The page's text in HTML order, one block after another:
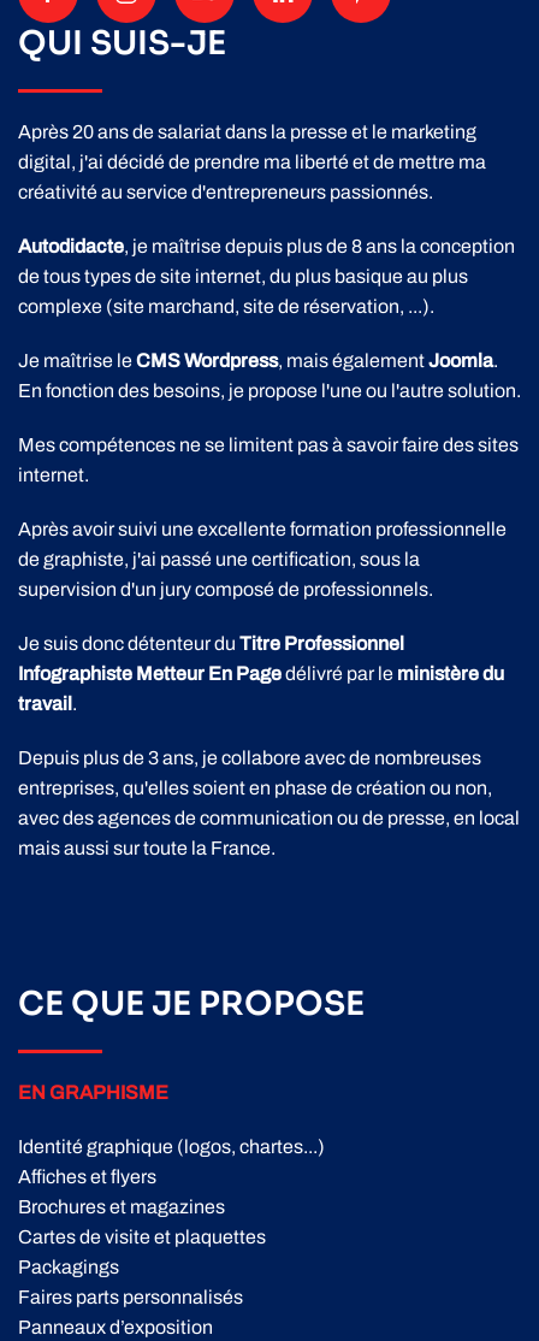
QUI SUIS-JE
Après 20 ans de salariat dans la presse et le marketing
digital, j'ai décidé de prendre ma liberté et de mettre ma
créativité au service d'entrepreneurs passionnés.
Autodidacte, je maîtrise depuis plus de 8 ans la conception
de tous types de site internet, du plus basique au plus
complexe (site marchand, site de réservation, ...).
Je maîtrise leCMS Wordpress, mais égalementJoomla.
En fonction des besoins, je propose l'une ou l'autre solution.
Mes compétences ne se limitent pas à savoir faire des sites
internet.
Après avoir suivi une excellente formation professionnelle
de graphiste, j'ai passé une certification, sous la
supervision d'un jury composé de professionnels.
Je suis donc détenteur du Titre Professionnel
Infographiste Metteur En Pagedélivré par le ministère du
travail .
Depuis plus de 3 ans, je collabore avec de nombreuses
entreprises, qu'elles soient en phase de création ou non,
avec des agences de communication ou de presse, en local
mais aussi sur toute la France.
CE QUE JE PROPOSE
EN GRAPHISME
Identité graphique (logos, chartes...)
Affiches et flyers
Brochures et magazines
Cartes de visite et plaquettes
Packagings
Faires parts personnalisés
Panneaux d’exposition